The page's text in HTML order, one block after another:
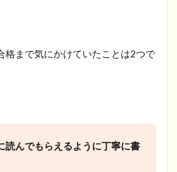
格まで気にかけていたことは2つで
読んでもらえるように丁寧に書